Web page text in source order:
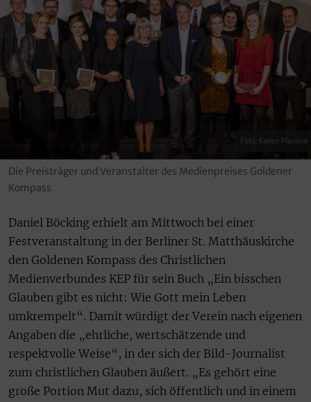
Foto: Karen Massine
Die Preisträger und Veranstalter des Medienpreises Goldener
Kompass
Daniel Böcking erhielt am Mittwoch bei einer
Festveranstaltung in der Berliner St. Matthäuskirche
den Goldenen Kompass des Christlichen
Medienverbundes KEP für sein Buch „Ein bisschen
Glauben gibt es nicht: Wie Gott mein Leben
umkrempelt“. Damit würdigt der Verein nach eigenen
Angaben die „ehrliche, wertschätzende und
respektvolle Weise“, in der sich der Bild-Journalist
zum christlichen Glauben äußert. „Es gehört eine
große Portion Mut dazu, sich öffentlich und in einem